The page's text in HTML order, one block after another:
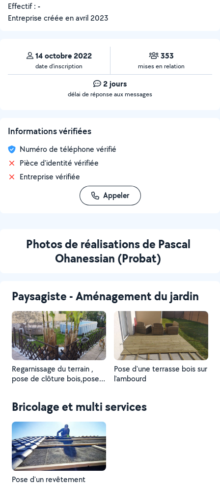
Effectif : -
Entreprise créée enavril 2023
14 octobre 2022
date d’inscription
353
mises en relation
2 jours
délai de réponse aux messages
Informations vérifiées
Numéro de téléphone vérifié
Pièce d'identité vérifiée
Entreprise vérifiée
Appeler
Photos de réalisations de Pascal
Ohanessian (Probat)
Paysagiste - Aménagement du jardin
Regarnissage du terrain ,
pose de clôture bois,pose
,installation de luminaire et
le jacuzzi
Pose d'une terrasse bois sur
l'ambourd
Bricolage et multi services
Pose d'un revêtement